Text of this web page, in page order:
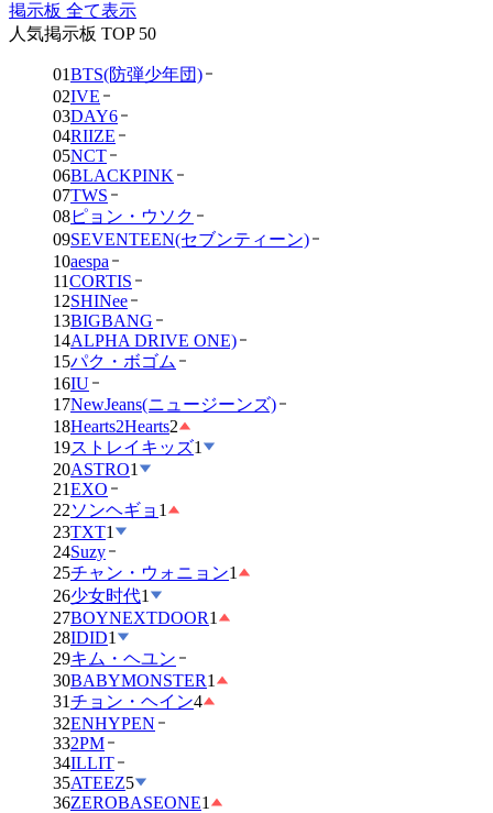
掲示板 全て表示
人気掲示板 TOP 50
01BTS(防弾少年団)
02IVE
03DAY6
04RIIZE
05NCT
06BLACKPINK
07TWS
08ピョン・ウソク
09SEVENTEEN(セブンティーン)
10aespa
11CORTIS
12SHINee
13BIGBANG
14ALPHA DRIVE ONE)
15パク・ボゴム
16IU
17NewJeans(ニュージーンズ)
18Hearts2Hearts2
19ストレイキッズ1
20ASTRO1
21EXO
22ソンヘギョ 1
23TXT1
24Suzy
25チャン・ウォニョン1
26少女时代1
27BOYNEXTDOOR1
28IDID1
29キム・ヘユン
30BABYMONSTER1
31チョン・ヘイン4
32ENHYPEN
332PM
34ILLIT
35ATEEZ5
36ZEROBASEONE1